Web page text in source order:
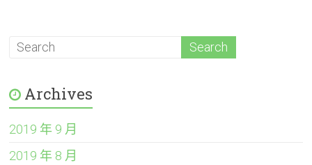
Archives
2019 年 9 月
2019 年 8 月